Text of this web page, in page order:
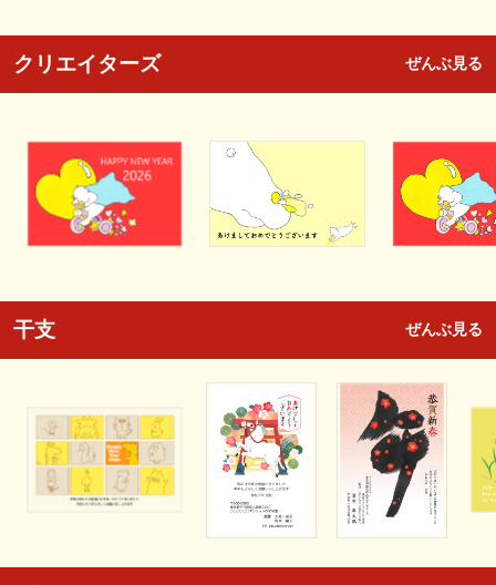
クリエイターズ ぜんぶ見る
干支 ぜんぶ見る